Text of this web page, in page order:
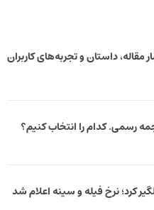
داستان و تجربه‌های کاربران
کدام را انتخاب کنیم؟
نرخ فیله و سینه اعلام شد